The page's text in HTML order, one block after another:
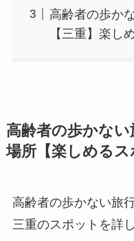
高齢者の歩か
【三重】楽し
高齢者の歩かな
場所【楽しめるス
高齢者の歩かない旅
三重のスポットを詳